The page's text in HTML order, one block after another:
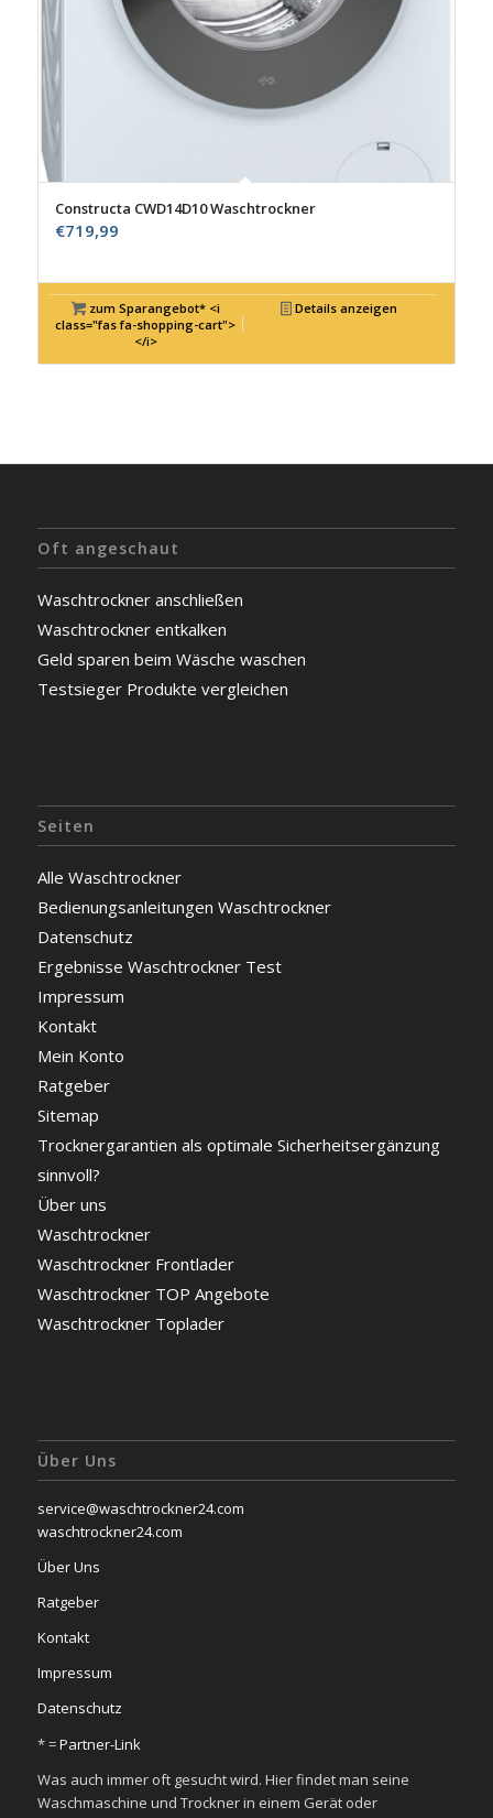
Constructa CWD14D10 Waschtrockner
€719,99
zum Sparangebot* <i
class="fas fa-shopping-cart">
</i>
Details anzeigen
Oft angeschaut
Waschtrockner anschließen
Waschtrockner entkalken
Geld sparen beim Wäsche waschen
Testsieger Produkte vergleichen
Seiten
Alle Waschtrockner
Bedienungsanleitungen Waschtrockner
Datenschutz
Ergebnisse Waschtrockner Test
Impressum
Kontakt
Mein Konto
Ratgeber
Sitemap
Trocknergarantien als optimale Sicherheitsergänzung
sinnvoll?
Über uns
Waschtrockner
Waschtrockner Frontlader
Waschtrockner TOP Angebote
Waschtrockner Toplader
Über Uns
service@waschtrockner24.com
waschtrockner24.com
Über Uns
Ratgeber
Kontakt
Impressum
Datenschutz
* =Partner-Link
Was auch immer oft gesucht wird. Hier findet man seine
Waschmaschine und Trockner in einem Gerät oder